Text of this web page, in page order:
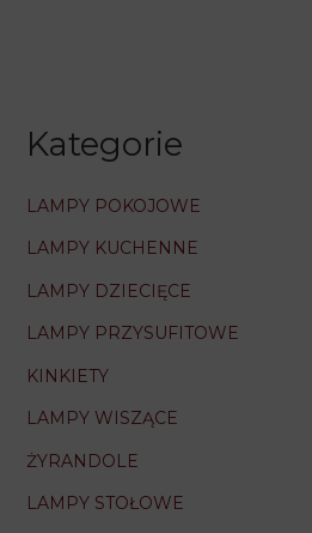
Kategorie
LAMPY POKOJOWE
LAMPY KUCHENNE
LAMPY DZIECIĘCE
LAMPY PRZYSUFITOWE
KINKIETY
LAMPY WISZĄCE
ŻYRANDOLE
LAMPY STOŁOWE